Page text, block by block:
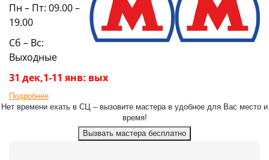
Пн – Пт: 09.00 –
19.00
Сб – Вс:
Выходные
31 дек,1-11 янв: вых
Подробнее
Нет времени ехать в СЦ – вызовите мастера в удобное для Вас место и
время!
Вызвать мастера бесплатно